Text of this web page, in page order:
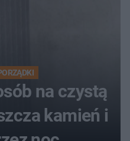
na czystą
kamień i